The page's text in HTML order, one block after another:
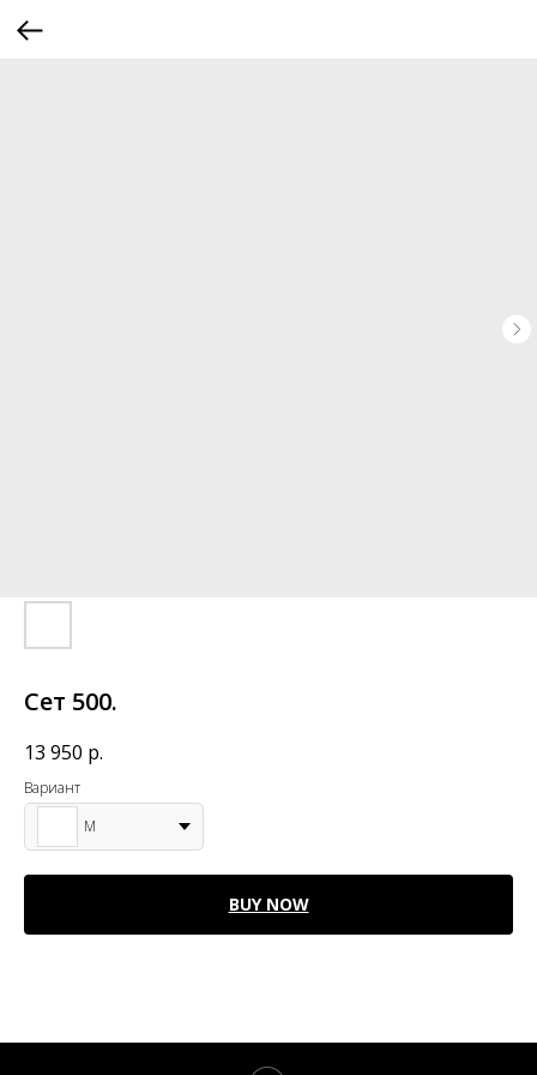
Сет 500.
13 950 р.
Вариант
M
BUY NOW